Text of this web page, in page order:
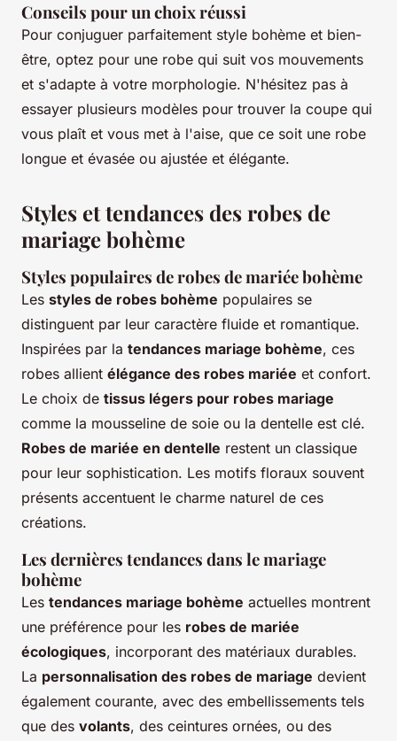
Conseils pour un choix réussi
Pour conjuguer parfaitement style bohème et bien-
être, optez pour une robe qui suit vos mouvements
et s'adapte à votre morphologie. N'hésitez pas à
essayer plusieurs modèles pour trouver la coupe qui
vous plaît et vous met à l'aise, que ce soit une robe
longue et évasée ou ajustée et élégante.
Styles et tendances des robes de
mariage bohème
Styles populaires de robes de mariée bohème
Les styles de robes bohème populaires se
distinguent par leur caractère fluide et romantique.
Inspirées par la tendances mariage bohème, ces
robes allient élégance des robes mariée et confort.
Le choix de tissus légers pour robes mariage
comme la mousseline de soie ou la dentelle est clé.
Robes de mariée en dentelle restent un classique
pour leur sophistication. Les motifs floraux souvent
présents accentuent le charme naturel de ces
créations.
Les dernières tendances dans le mariage
bohème
Les tendances mariage bohème actuelles montrent
une préférence pour les robes de mariée
écologiques, incorporant des matériaux durables.
La personnalisation des robes de mariage devient
également courante, avec des embellissements tels
que des volants, des ceintures ornées, ou des